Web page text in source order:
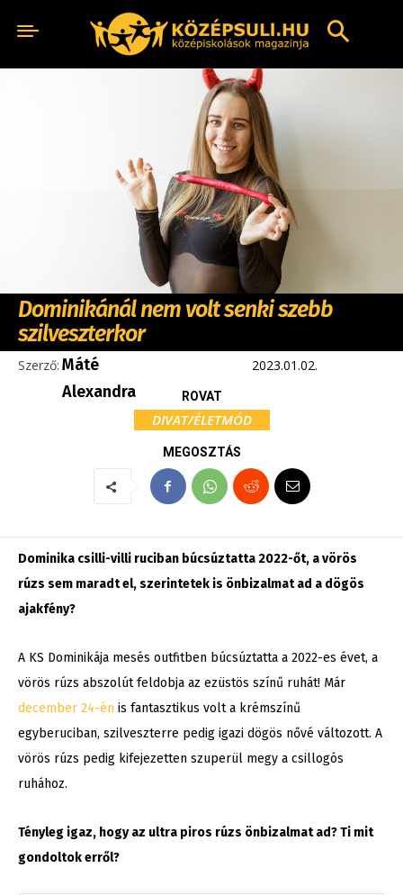
Dominikánál nem volt senki szebb
szilveszterkor
Szerző: Máté
Alexandra
2023.01.02.
ROVAT
DIVAT/ÉLETMÓD
MEGOSZTÁS
Dominika csilli-villi ruciban búcsúztatta 2022-őt, a vörös
rúzs sem maradt el, szerintetek is önbizalmat ad a dögös
ajakfény?
A KS Dominikája mesés outfitben búcsúztatta a 2022-es évet, a
vörös rúzs abszolút feldobja az ezüstös színű ruhát! Már
december 24-én is fantasztikus volt a krémszínű
egyberuciban, szilveszterre pedig igazi dögös nővé változott. A
vörös rúzs pedig kifejezetten szuperül megy a csillogós
ruhához.
Tényleg igaz, hogy az ultra piros rúzs önbizalmat ad? Ti mit
gondoltok erről?